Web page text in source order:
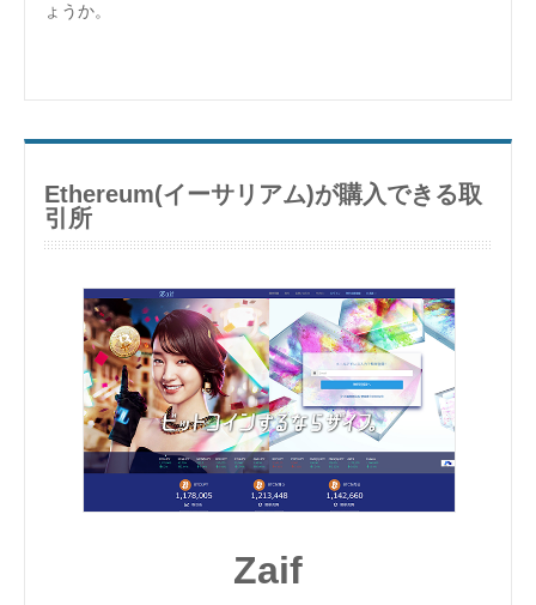
ょうか。
Ethereum(イーサリアム)が購入できる取
引所
Zaif